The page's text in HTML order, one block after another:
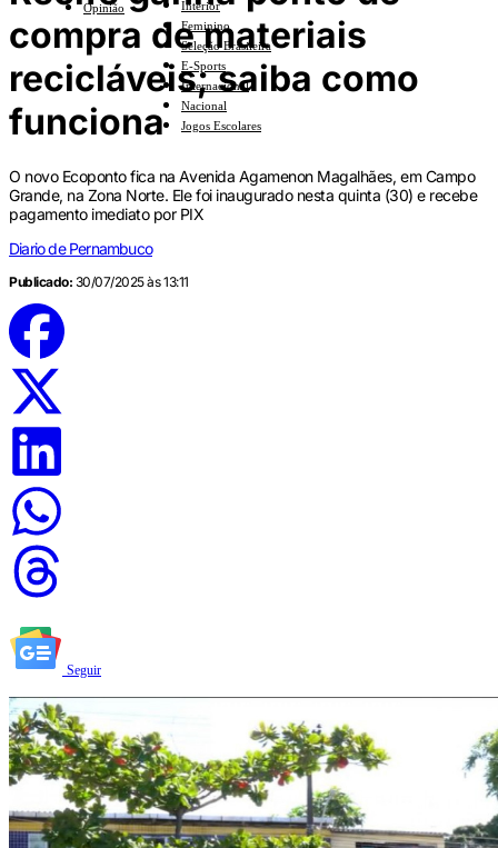
Interior
Feminino
Seleção Brasileira
E-Sports
Internacional
Nacional
Jogos Escolares
Opinião
compra de materiais
recicláveis; saiba como
funciona
O novo Ecoponto fica na Avenida Agamenon Magalhães, em Campo
Grande, na Zona Norte. Ele foi inaugurado nesta quinta (30) e recebe
pagamento imediato por PIX
Diario de Pernambuco
Publicado: 30/07/2025 às 13:11
Seguir